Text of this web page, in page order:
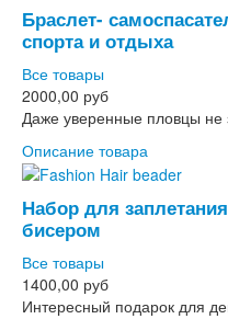
Браслет-
спорта и отдыха
Все товары
2000,00 руб
Даже уверенные пловцы не
Описание товара
Набор для
бисером
Все товары
1400,00 руб
Интересный подарок для